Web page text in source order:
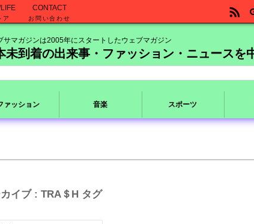
イブ : TRA＄H タグ
ア
CONTACT
お問い合わせ
ァッション 音楽 スポーツ
サマガジンは2005年にスタートしたウェブマガジン
未到着の出来事・ファッション・ニュースを